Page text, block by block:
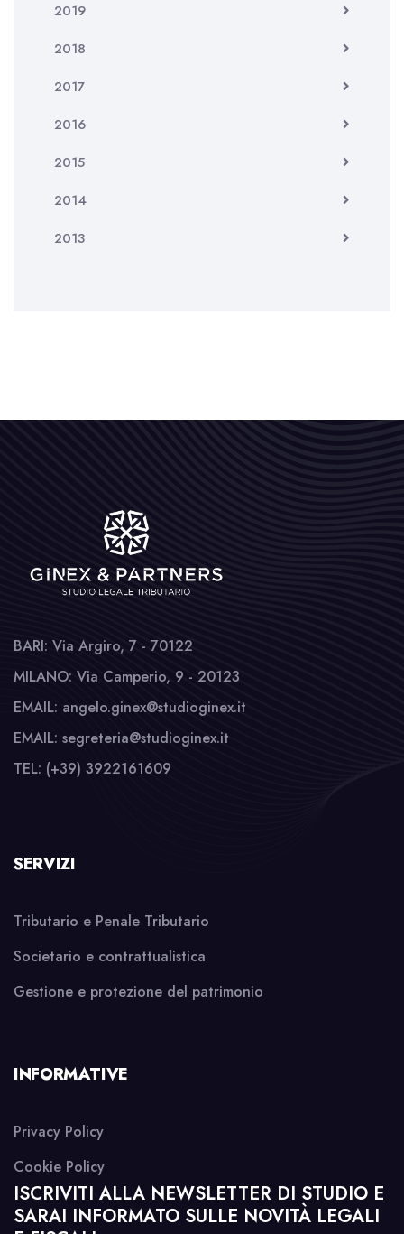
2019
2018
2017
2016
2015
2014
2013
BARI: Via Argiro, 7 - 70122
MILANO: Via Camperio, 9 - 20123
EMAIL: angelo.ginex@studioginex.it
EMAIL: segreteria@studioginex.it
TEL: (+39) 3922161609
SERVIZI
Tributario e Penale Tributario
Societario e contrattualistica
Gestione e protezione del patrimonio
INFORMATIVE
Privacy Policy
Cookie Policy
ISCRIVITI ALLA NEWSLETTER DI STUDIO E
SARAI INFORMATO SULLE NOVITÀ LEGALI